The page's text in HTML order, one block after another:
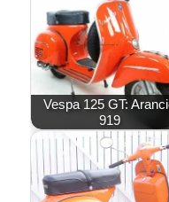
Vespa 125 GT:
919